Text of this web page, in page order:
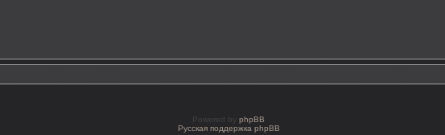
Powered by phpBB
Русская поддержка phpBB